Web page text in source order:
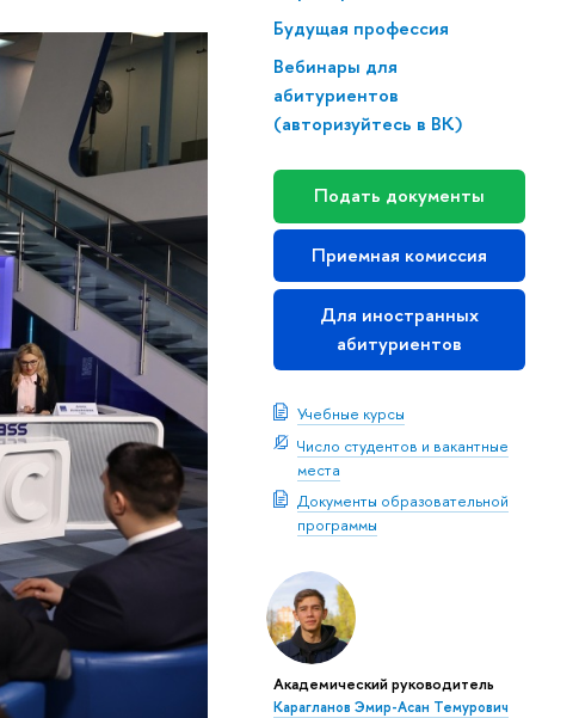
Будущая профессия
Вебинары для
абитуриентов
(авторизуйтесь в ВК)
Подать документы
Приемная комиссия
Для иностранных
абитуриентов
Учебные курсы
Число студентов и вакантные
места
Документы образовательной
программы
Академический руководитель
Карагланов Эмир-Асан Темурович